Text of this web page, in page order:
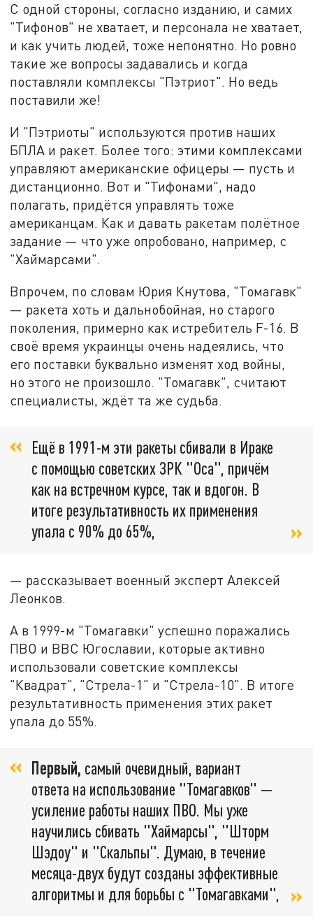
С одной стороны, согласно изданию, и самих
"Тифонов" не хватает, и персонала не хватает,
и как учить людей, тоже непонятно. Но ровно
такие же вопросы задавались и когда
поставляли комплексы "Пэтриот". Но ведь
поставили же!
И "Пэтриоты" используются против наших
БПЛА и ракет. Более того: этими комплексами
управляют американские офицеры — пусть и
дистанционно. Вот и "Тифонами", надо
полагать, придётся управлять тоже
американцам. Как и давать ракетам полётное
задание — что уже опробовано, например, с
"Хаймарсами".
Впрочем, по словам Юрия Кнутова, "Томагавк"
— ракета хоть и дальнобойная, но старого
поколения, примерно как истребитель F-16. В
своё время украинцы очень надеялись, что
его поставки буквально изменят ход войны,
но этого не произошло. "Томагавк", считают
специалисты, ждёт та же судьба.
Ещё в 1991-м эти ракеты сбивали в Ираке
с помощью советских ЗРК "Оса", причём
как на встречном курсе, так и вдогон. В
итоге результативность их применения
упала с 90% до 65%,
— рассказывает военный эксперт Алексей
Леонков.
А в 1999-м "Томагавки" успешно поражались
ПВО и ВВС Югославии, которые активно
использовали советские комплексы
"Квадрат", "Стрела-1" и "Стрела-10". В итоге
результативность применения этих ракет
упала до 55%.
Первый, самый очевидный, вариант
ответа на использование "Томагавков" —
усиление работы наших ПВО. Мы уже
научились сбивать "Хаймарсы", "Шторм
Шэдоу" и "Скальпы". Думаю, в течение
месяца-двух будут созданы эффективные
алгоритмы и для борьбы с "Томагавками",